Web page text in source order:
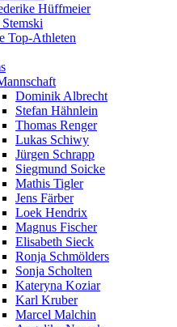
Hüffmeier
Top-Athleten
Dominik Albrecht
Stefan Hähnlein
Thomas Renger
Lukas Schiwy
Jürgen Schrapp
Siegmund Soicke
Mathis Tigler
Jens Färber
Loek Hendrix
Magnus Fischer
Elisabeth Sieck
Ronja Schmölders
Sonja Scholten
Kateryna Koziar
Karl Kruber
Marcel Malchin